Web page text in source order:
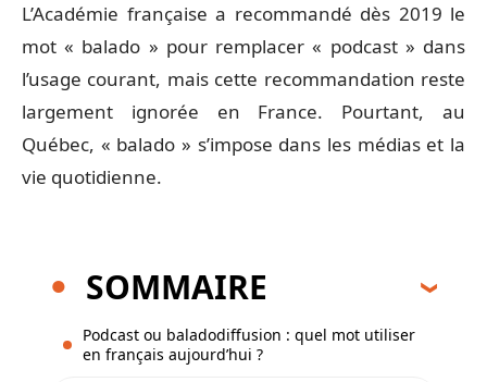
L’Académie française a recommandé dès 2019 le
mot « balado » pour remplacer « podcast » dans
l’usage courant, mais cette recommandation reste
largement ignorée en France. Pourtant, au
Québec, « balado » s’impose dans les médias et la
vie quotidienne.
SOMMAIRE
Podcast ou baladodiffusion : quel mot utiliser
en français aujourd’hui ?